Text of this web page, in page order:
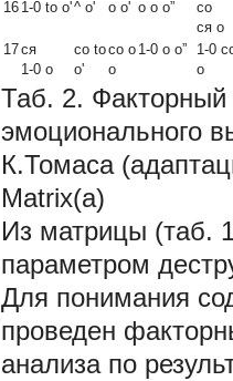
16 1-0 to o'^ o' о o' о о о”
со
ся о
17ся
1-0 о
со to
o'
со о
о
1-0 о о”
1-0
о
Таб. 2. Факторный
эмоционального
К.Томаса
Matrix(a)
Из матрицы (таб.
параметром
Для понимания
проведен
анализа по